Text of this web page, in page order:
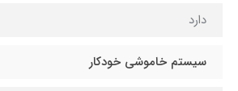
دارد
سیستم خاموشی خودکار